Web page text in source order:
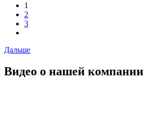
1
2
3
Дальше
Видео о нашей компании